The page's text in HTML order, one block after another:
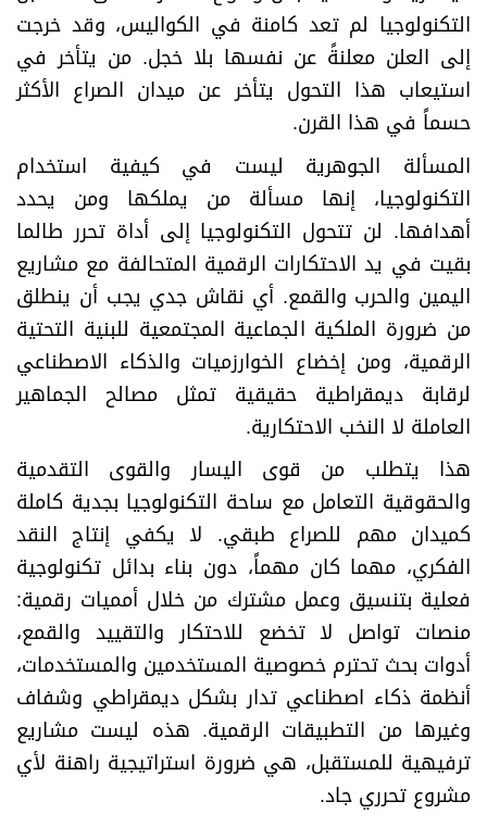
التكنولوجيا لم تعد كامنة في الكواليس، وقد خرجت
إلى العلن معلنةً عن نفسها بلا خجل. من يتأخر في
استيعاب هذا التحول يتأخر عن ميدان الصراع الأكثر
حسماً في هذا القرن.
المسألة الجوهرية ليست في كيفية استخدام
التكنولوجيا، إنها مسألة من يملكها ومن يحدد
أهدافها. لن تتحول التكنولوجيا إلى أداة تحرر طالما
بقيت في يد الاحتكارات الرقمية المتحالفة مع مشاريع
اليمين والحرب والقمع. أي نقاش جدي يجب أن ينطلق
من ضرورة الملكية الجماعية المجتمعية للبنية التحتية
الرقمية، ومن إخضاع الخوارزميات والذكاء الاصطناعي
لرقابة ديمقراطية حقيقية تمثل مصالح الجماهير
العاملة لا النخب الاحتكارية.
هذا يتطلب من قوى اليسار والقوى التقدمية
والحقوقية التعامل مع ساحة التكنولوجيا بجدية كاملة
كميدان مهم للصراع طبقي. لا يكفي إنتاج النقد
الفكري، مهما كان مهماً، دون بناء بدائل تكنولوجية
فعلية بتنسيق وعمل مشترك من خلال أمميات رقمية:
منصات تواصل لا تخضع للاحتكار والتقييد والقمع،
أدوات بحث تحترم خصوصية المستخدمين والمستخدمات،
أنظمة ذكاء اصطناعي تدار بشكل ديمقراطي وشفاف
وغيرها من التطبيقات الرقمية. هذه ليست مشاريع
ترفيهية للمستقبل، هي ضرورة استراتيجية راهنة لأي
مشروع تحرري جاد.